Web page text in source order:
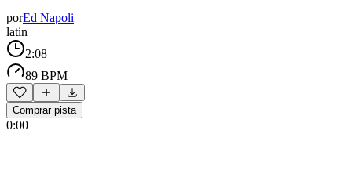
porEd Napoli
latin
2:08
89 BPM
Comprar pista
0:00